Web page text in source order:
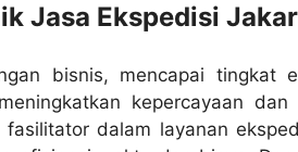
Jasa Ekspedisi
bisnis, mencapai tingkat
kepercayaan
fasilitator dalam layanan